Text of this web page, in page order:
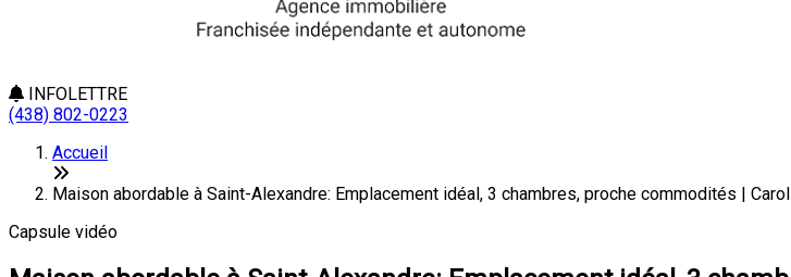
INFOLETTRE
(438) 802-0223
Accueil
Maison abordable à Saint-Alexandre: Emplacement idéal, 3 chambres, proche commodités |
Capsule vidéo